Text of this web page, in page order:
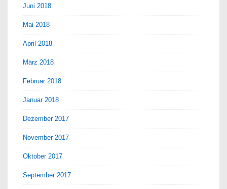
Juni 2018
Mai 2018
April 2018
März 2018
Februar 2018
Januar 2018
Dezember 2017
November 2017
Oktober 2017
September 2017